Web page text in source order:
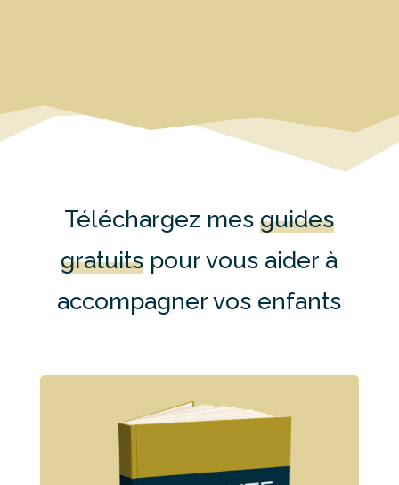
Téléchargez mesguides
gratuits pour vous aider à
accompagner vos enfants